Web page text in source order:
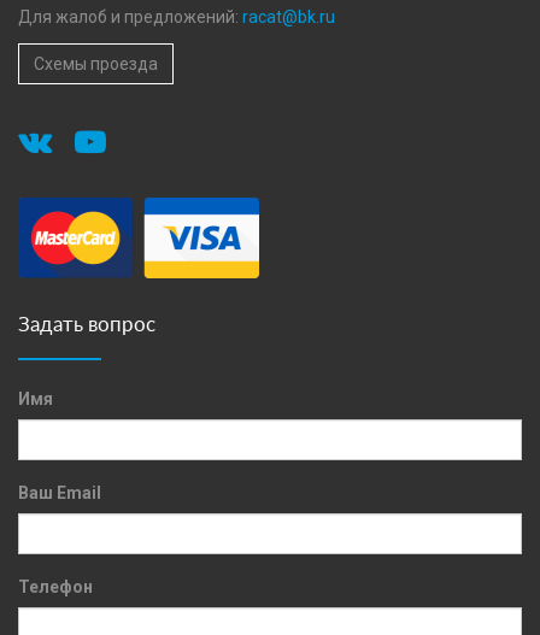
Для жалоб и предложений: racat@bk.ru
Схемы проезда
Задать вопрос
Имя
Ваш Email
Телефон